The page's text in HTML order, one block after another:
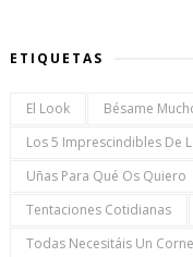
ETIQUETAS
El Look Bésame
Los 5 Imprescindibles De
Uñas Para Qué Os Quiero
Tentaciones Cotidianas
Todas Necesitáis Un